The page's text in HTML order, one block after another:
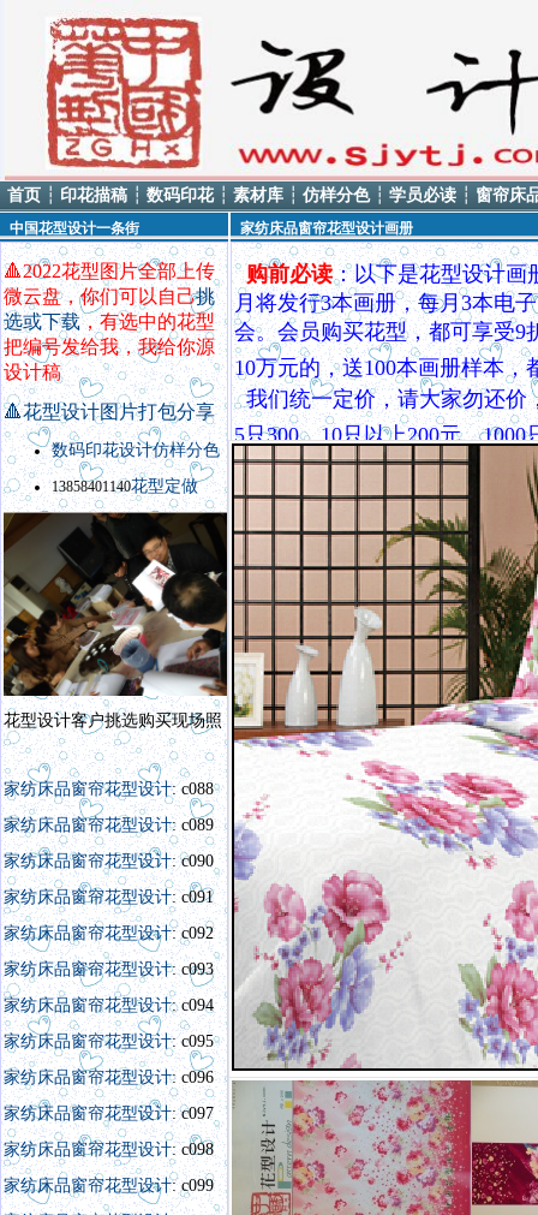
首页 ┆ 印花描稿 ┆ 数码印花 ┆ 素材库 ┆ 仿样分色 ┆ 学员必读 ┆ 窗帘床
中国花型设计一条街
🔺2022花型图片全部上传
微云盘，你们可以自己挑
选或下载，有选中的花型
把编号发给我，我给你源
设计稿
🔺花型设计图片打包分享
数码印花设计仿样分色
13858401140花型定做
花型设计客户挑选购买现场照
家纺床品窗帘花型设计: c088
家纺床品窗帘花型设计: c089
家纺床品窗帘花型设计: c090
家纺床品窗帘花型设计: c091
家纺床品窗帘花型设计: c092
家纺床品窗帘花型设计: c093
家纺床品窗帘花型设计: c094
家纺床品窗帘花型设计: c095
家纺床品窗帘花型设计: c096
家纺床品窗帘花型设计: c097
家纺床品窗帘花型设计: c098
家纺床品窗帘花型设计: c099
家纺床品窗帘花型设计画册
购前必读：以下是花型设计画
月将发行3本画册，每月3本电子
会。会员购买花型，都可享受9
10万元的，送100本画册样本，
我们统一定价，请大家勿还价
5只300，10只以上200元，
QQ8535370，电话